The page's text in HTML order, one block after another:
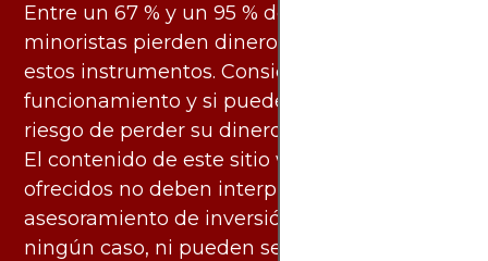
Entre un 67 % y un 95 % de los inversores
minoristas pierden dinero al negociar con
estos instrumentos. Considere si entiende su
funcionamiento y si puede asumir el alto
riesgo de perder su dinero.
El contenido de este sitio web y los servicios
ofrecidos no deben interpretarse como
asesoramiento de inversión ni financiero en
ningún caso, ni pueden servir de base para